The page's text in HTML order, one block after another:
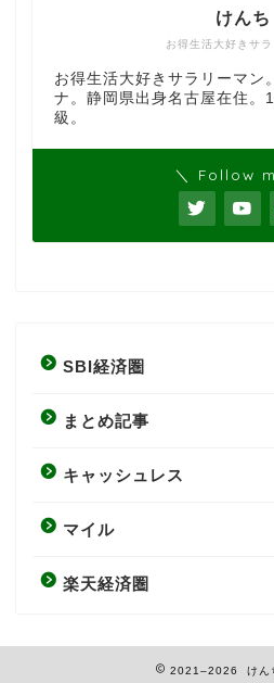
お得生活大好きサ
けんち
お得生活大好きサラリーマン
ナ。静岡県出身名古屋在住。
級。
＼ Follow
SBI経済圏
まとめ記事
キャッシュレス
マイル
楽天経済圏
2021–2026 けん